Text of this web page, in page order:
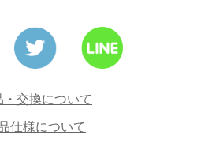
・交換について
仕様について